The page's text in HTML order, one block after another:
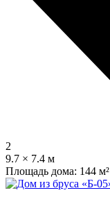
2
9.7 × 7.4 м
Площадь дома: 144 м²